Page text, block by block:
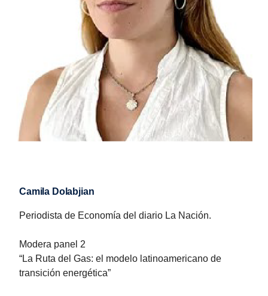
Camila Dolabjian
Periodista de Economía del diario La Nación.
Modera panel 2
“La Ruta del Gas: el modelo latinoamericano de
transición energética”